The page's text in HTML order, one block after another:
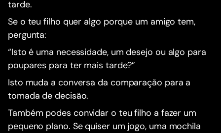
tarde.
Se o teu filho quer algo porque um amigo tem,
pergunta:
“Isto é uma necessidade, um desejo ou algo para
poupares para ter mais tarde?”
Isto muda a conversa da comparação para a
tomada de decisão.
Também podes convidar o teu filho a fazer um
pequeno plano. Se quiser um jogo, uma mochila